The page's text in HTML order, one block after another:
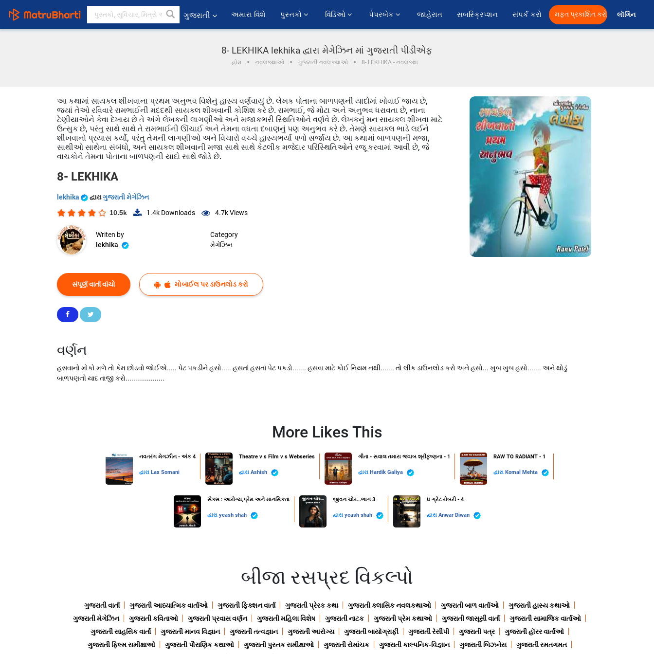
ગુજરાતી અમારા વિશે પુસ્તકો વિડિઓ પેપરબેક જાહેરાત સબસ્ક્રિપ્શન સંપર્ક કરો મફત પ્રકાશિત કરો લૉગિન
8- LEKHIKA lekhika દ્વારા મેગેઝિન માં ગુજરાતી પીડીએફ
હોમ નવલકથાઓ ગુજરાતી નવલકથાઓ 8- LEKHIKA - નવલકથા
આ કથામાં સાયકલ શીખવાના પ્રથમ અનુભવ વિશેનું હાસ્ય વર્ણવાયું છે. લેખક પોતાના બાળપણની યાદોમાં ખોવાઈ જાય છે,
જ્યાં તેઓ રવિવારે રામભાઈની મદદથી સાયકલ શીખવાની કોશિશ કરે છે. રામભાઈ, જે મોટા અને અનુભવ ધરાવતા છે, નાના
ટેણીયાઓને કેવા દેખાય છે તે અંગે લેખકની લાગણીઓ અને મજાકભરી સ્થિતિઓને વર્ણવે છે. લેખકનું મન સાયકલ શીખવા માટે
ઉત્સુક છે, પરંતુ સાથે સાથે તે રામભાઈની ઊંચાઈ અને તેમના વધતા દબાણનું પણ અનુભવ કરે છે. તેમણે સાયકલ ભાડે લઈને
શીખવાનો પ્રયાસ કર્યો, પરંતુ તેમની લાગણીઓ અને વિચારો વચ્ચે હાસ્યભર્યા પળો સર્જાય છે. આ કથામાં બાળપણની મજા,
સાથીઓ સાથેના સંબંધો, અને સાયકલ શીખવાની મજા સાથે સાથે કેટલીક મજેદાર પરિસ્થિતિઓને રજૂ કરવામાં આવી છે, જે
વાચકોને તેમના પોતાના બાળપણની યાદો સાથે જોડે છે.
8- LEKHIKA
lekhika દ્વારાગુજરાતી મેગેઝિન
10.5k 1.4k Downloads 4.7kViews
Writen by
lekhika
Category
મેગેઝિન
સંપૂર્ણ વાર્તા વાંચો મોબાઈલ પર ડાઉનલોડ કરો
વર્ણન
હસવાનો મોકો મળે તો કેમ છોડવો જોઈએ..... પેટ પકડીને હસો..... હસતાં હસતાં પેટ પકડો....... હસવા માટે કોઈ નિયમ નથી....... તો લીંક ડાઉનલોડ કરો અને હસો... ખુબ ખુબ હસો....... અને થોડું
બાળપણની યાદ તાજી કરો....................
More Likes This
નવતરંગ મેગઝીન - અંક 4
દ્વારા Lax Somani
Theatre v s Film v s Webseries
દ્વારા Ashish
ગીતા - સવાલ તમારા જવાબ શ્રીકૃષ્ણના - 1
દ્વારા Hardik Galiya
RAW TO RADIANT - 1
દ્વારા Komal Mehta
સેક્સ : આરોગ્ય,પ્રેમ અને માનસિકતા
દ્વારા yeash shah
જીવન ચોર...ભાગ 3
દ્વારા yeash shah
ધ ગ્રેટ રોબરી - 4
દ્વારા Anwar Diwan
બીજા રસપ્રદ વિકલ્પો
ગુજરાતી વાર્તા ગુજરાતી આધ્યાત્મિક વાર્તાઓ ગુજરાતી ફિક્શન વાર્તા ગુજરાતી પ્રેરક કથા ગુજરાતી ક્લાસિક નવલકથાઓ ગુજરાતી બાળ વાર્તાઓ
ગુજરાતી હાસ્ય કથાઓ
ગુજરાતી મેગેઝિન
ગુજરાતી કવિતાઓ ગુજરાતી પ્રવાસ વર્ણન ગુજરાતી મહિલા વિશેષ ગુજરાતી નાટક ગુજરાતી પ્રેમ કથાઓ ગુજરાતી જાસૂસી વાર્તા
ગુજરાતી સામાજિક વાર્તાઓ
ગુજરાતી સાહસિક વાર્તા
ગુજરાતી માનવ વિજ્ઞાન ગુજરાતી તત્વજ્ઞાન ગુજરાતી આરોગ્ય ગુજરાતી બાયોગ્રાફી ગુજરાતી રેસીપી ગુજરાતી પત્ર
ગુજરાતી હૉરર વાર્તાઓ
ગુજરાતી ફિલ્મ સમીક્ષાઓ
ગુજરાતી પૌરાણિક કથાઓ ગુજરાતી પુસ્તક સમીક્ષાઓ ગુજરાતી રોમાંચક ગુજરાતી કાલ્પનિક-વિજ્ઞાન ગુજરાતી બિઝનેસ ગુજરાતી રમતગમત